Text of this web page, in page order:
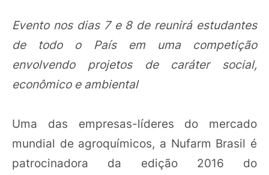
Evento nos dias 7 e 8 de reunirá estudantes
de todo o País em uma competição
envolvendo projetos de caráter social,
econômico e ambiental
Uma das empresas-líderes do mercado
mundial de agroquímicos, a Nufarm Brasil é
patrocinadora da edição 2016 do